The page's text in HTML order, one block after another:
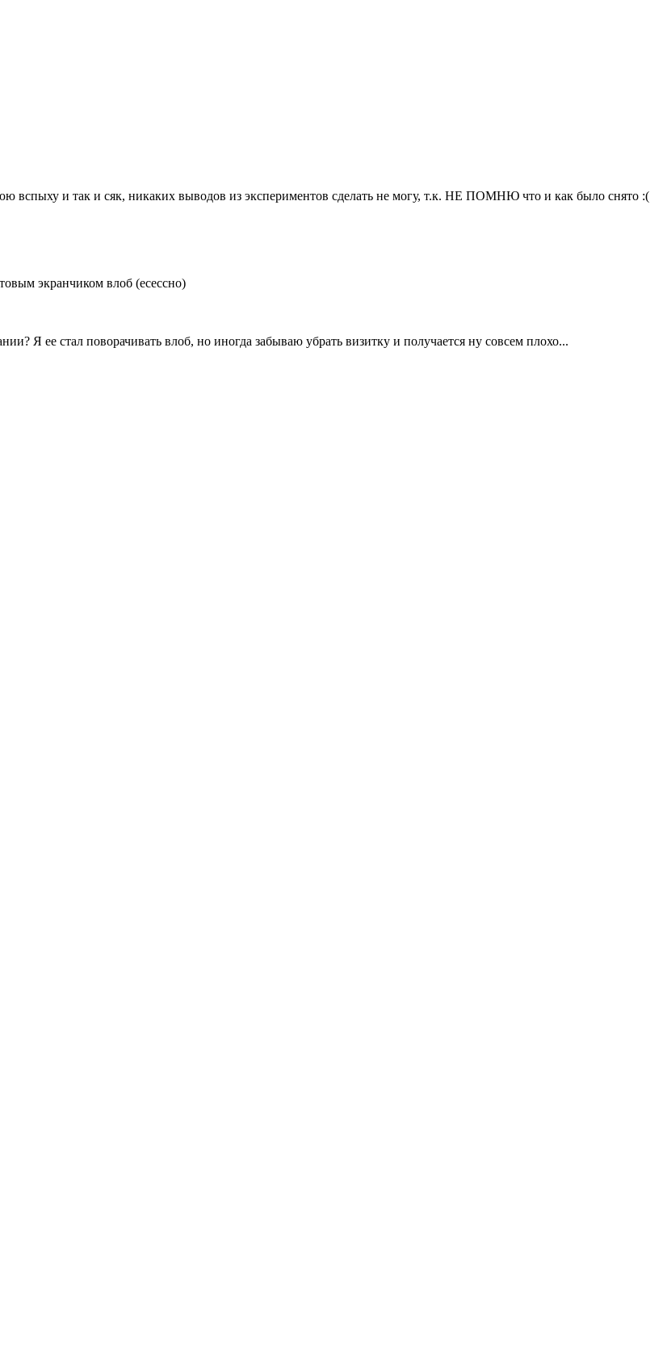
вспыху и так и сяк, никаких выводов из экспериментов сделать не могу, т.к. НЕ ПОМНЮ что и как было снято :(
экранчиком влоб (есессно)
Я ее стал поворачивать влоб, но иногда забываю убрать визитку и получается ну совсем плохо...